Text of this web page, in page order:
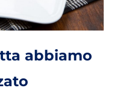
abbiamo